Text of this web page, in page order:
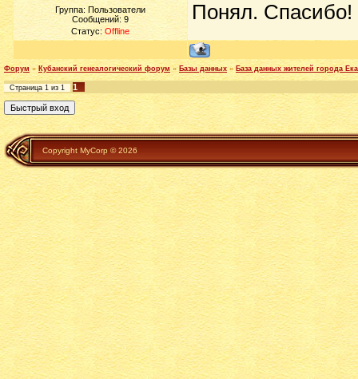
Группа: Пользователи
Сообщений:9
Статус:Offline
Понял. Спасибо!
Форум » Кубанский генеалогический форум » Базы данных » База данных жителей города
Страница 1 из 1 1
Copyright MyCorp © 2026